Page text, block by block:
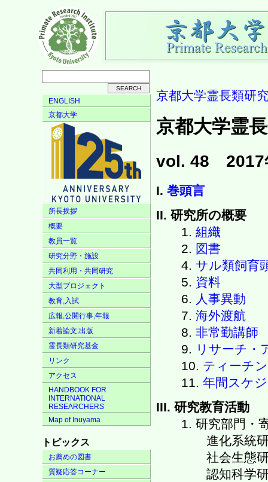
ENGLISH
京都大学
所長挨拶
概要
教員一覧
研究分野・施設
共同利用・共同研究
大型プロジェクト
教育,入試
広報,公開行事,年報
新着論文,出版
霊長類研究基金
リンク
アクセス
HANDBOOK FOR
INTERNATIONAL
RESEARCHERS
Map of Inuyama
トピックス
お薦めの図書
質疑応答コーナー
京都大学霊長類研
京都大学霊
vol. 48 2017
I. 巻頭言
II. 研究所の概要
1. 組織
2. 図書
4. サル類飼育
5. 資料
6. 人事異動
7. 海外渡航
8. 非常勤講師
9. リサーチ・
10. ティーチ
11. 年間スケ
III. 研究教育活動
1. 研究部門・寄
進化系統研
社会生態研
認知科学研